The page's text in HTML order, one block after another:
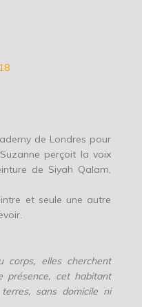
de Londres pour
perçoit la voix
de Siyah Qalam,
et seule une autre
corps, elles cherchent
présence, cet habitant
sans domicile ni